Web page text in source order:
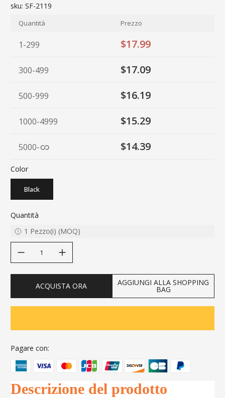
sku: SF-2119
Quantità Prezzo
1-299 $17.99
300-499 $17.09
500-999 $16.19
1000-4999 $15.29
5000- $14.39
Color
Black
Quantità
1 Pezzo(i) (MOQ)
ACQUISTA ORA AGGIUNGI ALLA SHOPPING
BAG
Pagare con:
Descrizione del prodotto